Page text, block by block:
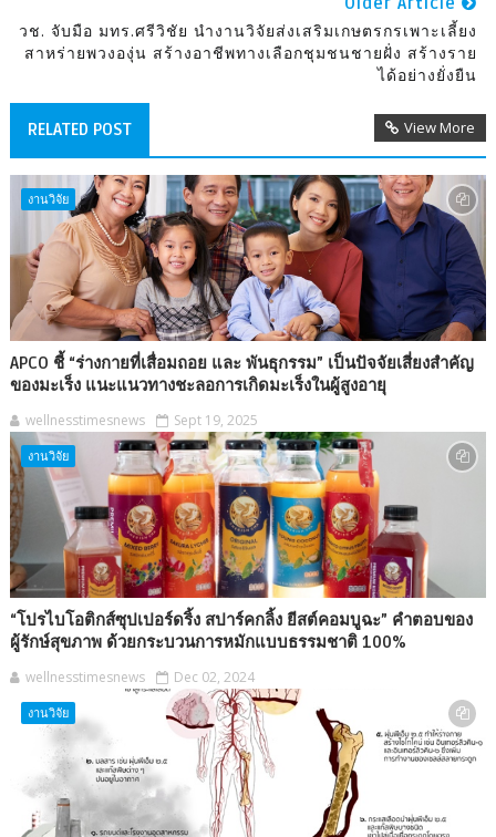
วช. จับมือ มทร.ศรีวิชัย นำงานวิจัยส่งเสริมเกษตรกรเพาะเลี้ยง
สาหร่ายพวงองุ่น สร้างอาชีพทางเลือกชุมชนชายฝั่ง สร้างราย
ได้อย่างยั่งยืน
RELATED POST View More
งานวิจัย
APCO ชี้ “ร่างกายที่เสื่อมถอย และ พันธุกรรม” เป็นปัจจัยเสี่ยงสำคัญ
ของมะเร็ง แนะแนวทางชะลอการเกิดมะเร็งในผู้สูงอายุ
wellnesstimesnews Sept 19, 2025
งานวิจัย
“โปรไบโอติกส์ซุปเปอร์ดริ้ง สปาร์คกลิ้ง ยีสต์คอมบูฉะ” คำตอบของ
ผู้รักษ์สุขภาพ ด้วยกระบวนการหมักแบบธรรมชาติ 100%
wellnesstimesnews Dec 02, 2024
งานวิจัย